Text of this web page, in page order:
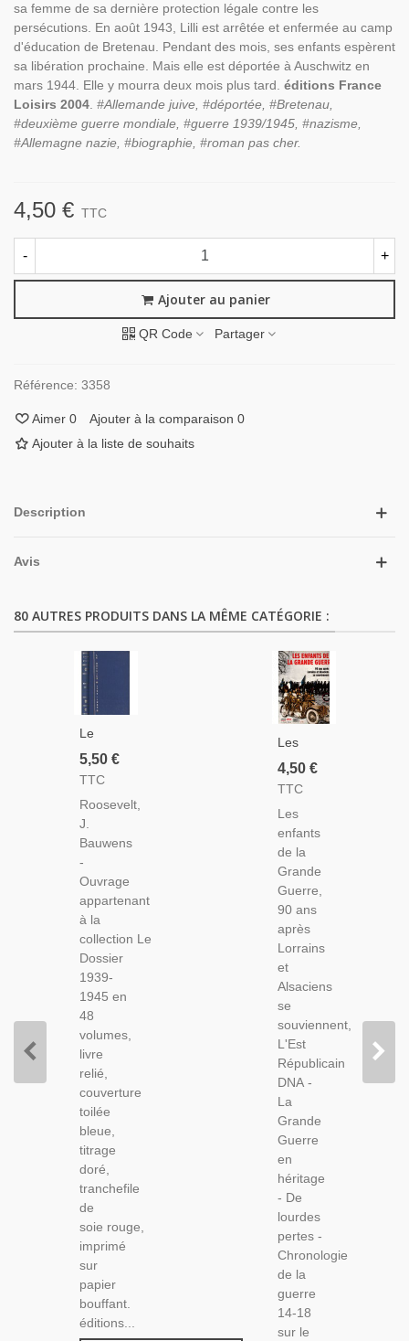
sa femme de sa dernière protection légale contre les
persécutions. En août 1943, Lilli est arrêtée et enfermée au camp
d'éducation de Bretenau. Pendant des mois, ses enfants espèrent
sa libération prochaine. Mais elle est déportée à Auschwitz en
mars 1944. Elle y mourra deux mois plus tard. éditions France
Loisirs 2004 #Allemande juive, #déportée, #Bretenau,
#deuxième guerre mondiale, #guerre 1939/1945, #nazisme,
#Allemagne nazie, #biographie, #roman pas cher.
4,50 € TTC
- +
Ajouter au panier
QR Code Partager
Référence: 3358
Aimer 0 Ajouter à la comparaison 0
Ajouter à la liste de souhaits
Description
Avis
80 AUTRES PRODUITS DANS LA MÊME CATÉGORIE :
Le
Dossier
1939-
Roosevelt,
Bauwens,
1968 -
2e
Guerre
Mondiale,
Biographies,
Livres
De
Collection
Eur-Edit
5,50 €
TTC
Roosevelt,
J.
Bauwens
-
Ouvrage
appartenant
à la
collection Le
Dossier
1939-
1945 en
48
volumes,
livre
relié,
couverture
toilée
bleue,
titrage
doré,
tranchefile
de
soie rouge,
imprimé
sur
papier
bouffant.
éditions...
Les
Enfants
De La
Guerre,
90 Ans
Après
Lorrains
Et
Alsaciens
Se
Souviennent,
L'Est
Républicain
DNA -
Guerre
1914/1918,
4,50 €
TTC
Les
enfants
de la
Grande
Guerre,
90 ans
après
Lorrains
et
Alsaciens
se
souviennent,
L'Est
Républicain
DNA -
La
Grande
Guerre
en
héritage
- De
lourdes
pertes -
Chronologie
de la
guerre
14-18
sur le